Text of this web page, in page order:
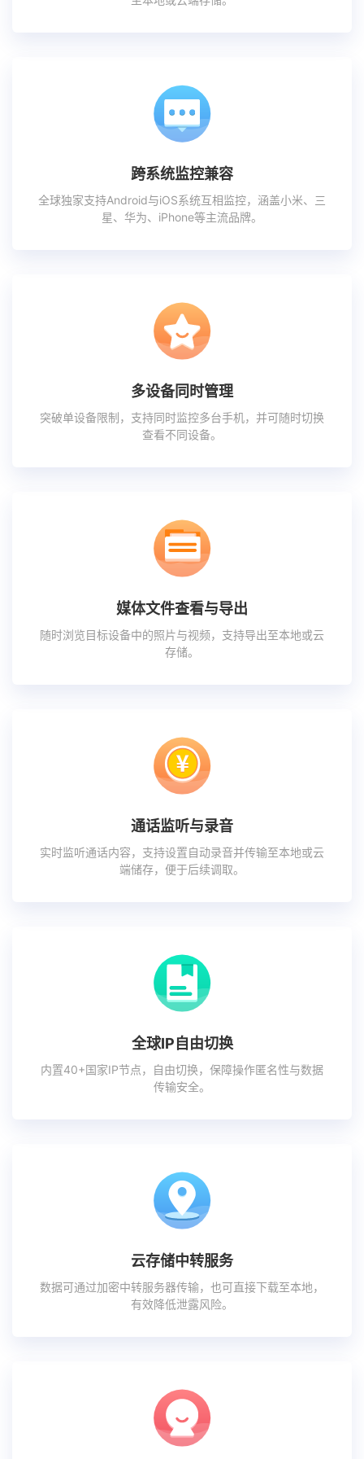
跨系统监控兼容
全球独家支持Android与iOS系统互相监控，涵盖小米、三
星、华为、iPhone等主流品牌。
多设备同时管理
突破单设备限制，支持同时监控多台手机，并可随时切换
查看不同设备。
媒体文件查看与导出
随时浏览目标设备中的照片与视频，支持导出至本地或云
存储。
通话监听与录音
实时监听通话内容，支持设置自动录音并传输至本地或云
端储存，便于后续调取。
全球IP自由切换
内置40+国家IP节点，自由切换，保障操作匿名性与数据
传输安全。
云存储中转服务
数据可通过加密中转服务器传输，也可直接下载至本地，
有效降低泄露风险。